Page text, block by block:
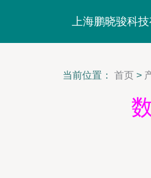
上海鹏晓骏科技
当前位置： 首页 >